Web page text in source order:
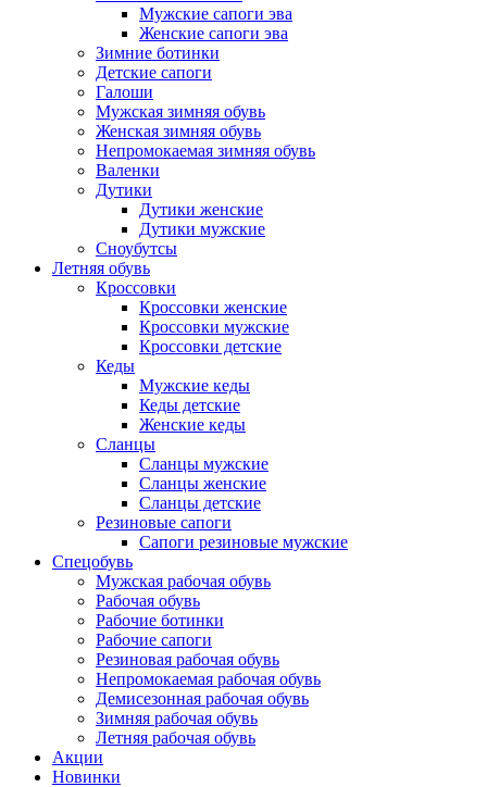
Мужские сапоги эва
Женские сапоги эва
Зимние ботинки
Детские сапоги
Галоши
Мужская зимняя обувь
Женская зимняя обувь
Непромокаемая зимняя обувь
Валенки
Дутики
Дутики женские
Дутики мужские
Сноубутсы
Летняя обувь
Кроссовки
Кроссовки женские
Кроссовки мужские
Кроссовки детские
Кеды
Мужские кеды
Кеды детские
Женские кеды
Сланцы
Сланцы мужские
Сланцы женские
Сланцы детские
Резиновые сапоги
Сапоги резиновые мужские
Спецобувь
Мужская рабочая обувь
Рабочая обувь
Рабочие ботинки
Рабочие сапоги
Резиновая рабочая обувь
Непромокаемая рабочая обувь
Демисезонная рабочая обувь
Зимняя рабочая обувь
Летняя рабочая обувь
Акции
Новинки